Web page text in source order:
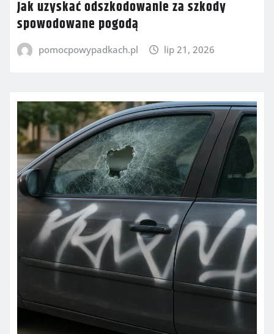
Jak uzyskać odszkodowanie za szkody
spowodowane pogodą
pomocpowypadkach.pl lip 21, 2026